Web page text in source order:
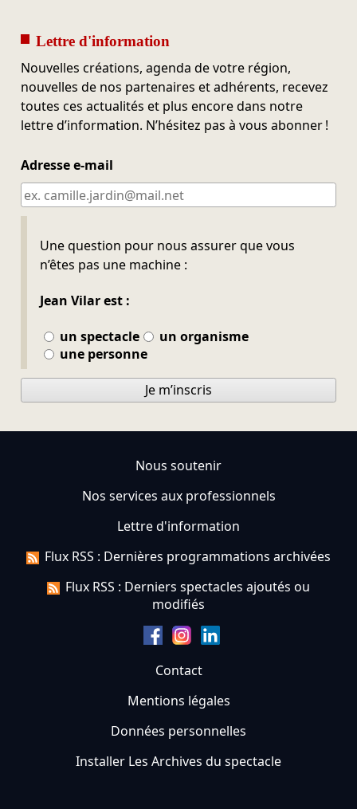
Lettre d'information
Nouvelles créations, agenda de votre région,
nouvelles de nos partenaires et adhérents, recevez
toutes ces actualités et plus encore dans notre
lettre d’information. N’hésitez pas à vous abonner !
Adresse e-mail
Une question pour nous assurer que vous
n’êtes pas une machine :
Jean Vilar est :
un spectacle
un organisme
une personne
Ne pas remplir
Je m’inscris
Nous soutenir
Nos services aux professionnels
Lettre d'information
Flux RSS : Dernières programmations archivées
Flux RSS : Derniers spectacles ajoutés ou
modifiés
Contact
Mentions légales
Données personnelles
Installer Les Archives du spectacle